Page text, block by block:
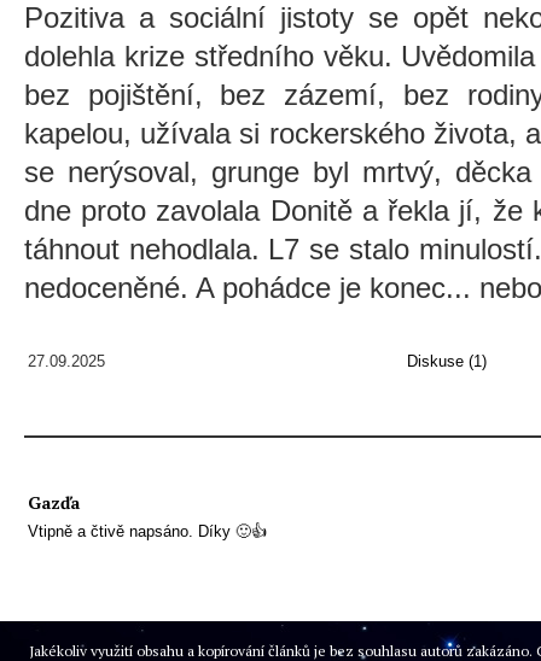
Pozitiva a sociální jistoty se opět
dolehla krize středního věku.
bez pojištění, bez zázemí, bez
kapelou, užívala si rockerského života,
se nerýsoval, grunge byl mrtvý,
dne proto zavolala Donitě a řekla jí, že
táhnout nehodlala. L7 se stalo
nedoceněné. A pohádce je konec...
27.09.2025 Diskuse (1)
Gazďa
Vtipně a čtivě napsáno. Díky 🙂👍
Jakékoliv využití obsahu a kopírování článků je bez souhlasu autorů